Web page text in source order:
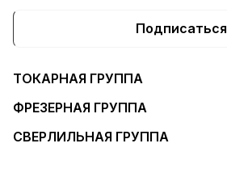
Подписаться
ТОКАРНАЯ ГРУППА
ФРЕЗЕРНАЯ ГРУППА
СВЕРЛИЛЬНАЯ ГРУППА